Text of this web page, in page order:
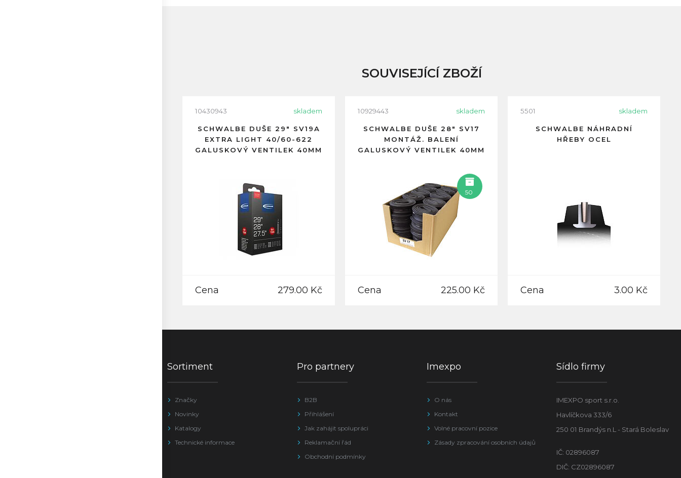
SOUVISEJÍCÍ ZBOŽÍ
10430943 skladem
SCHWALBE DUŠE 29" SV19A
EXTRA LIGHT 40/60-622
GALUSKOVÝ VENTILEK 40MM
Cena 279.00 Kč
10929443 skladem
SCHWALBE DUŠE 28" SV17
MONTÁŽ. BALENÍ
GALUSKOVÝ VENTILEK 40MM
50
Cena 225.00 Kč
5501 skladem
SCHWALBE NÁHRADNÍ
HŘEBY OCEL
Cena 3.00 Kč
Sortiment
Značky
Novinky
Katalogy
Technické informace
Pro partnery
B2B
Přihlášení
Jak zahájit spolupráci
Reklamační řád
Obchodní podmínky
Imexpo
O nás
Kontakt
Volné pracovní pozice
Zásady zpracování osobních údajů
Sídlo firmy
IMEXPO sport s.r.o.
Havlíčkova 333/6
250 01 Brandýs n.L - Stará Boleslav
IČ: 02896087
DIČ: CZ02896087